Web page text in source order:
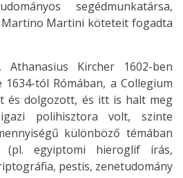
segédmunkatársa,
Martini köteteit fogadta
Athanasius Kircher 1602-ben
tól Rómában, a Collegium
és dolgozott, és itt is halt meg
polihisztora volt, szinte
különböző témában
egyiptomi hieroglif írás,
pestis, zenetudomány